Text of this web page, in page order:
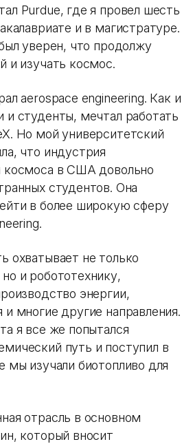
Purdue, где я провел шесть
и в магистратуре.
уверен, что продолжу
и изучать космос.
aerospace engineering. Как и
и студенты, мечтал работать
Но мой университетский
что индустрия
космоса в США довольно
студентов. Она
в более широкую сферу
охватывает не только
и робототехнику,
энергии,
многие другие направления.
я все же попытался
путь и поступил в
мы изучали биотопливо для
отрасль в основном
который вносит